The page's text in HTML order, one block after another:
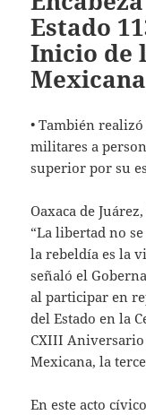
Estado
Inicio de
Mexicana
• También
militares a
superior por su
Oaxaca de
“La libertad no
la rebeldía es la
señaló el
al participar en
del Estado en la
CXIII
Mexicana, la
En este acto